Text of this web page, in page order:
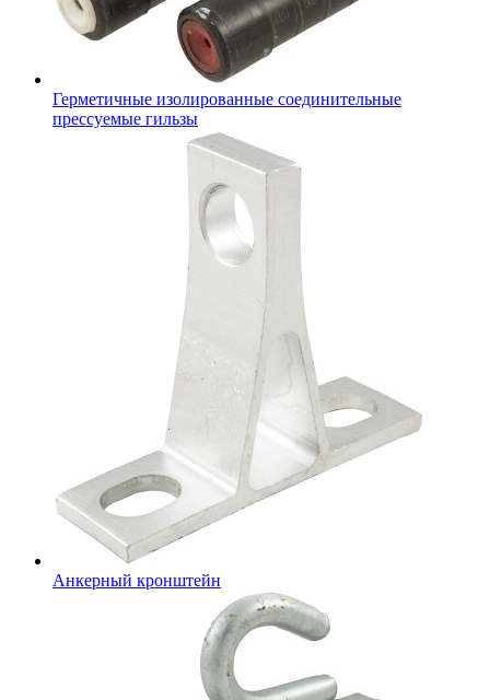
Герметичные изолированные соединительные
прессуемые гильзы
Анкерный кронштейн